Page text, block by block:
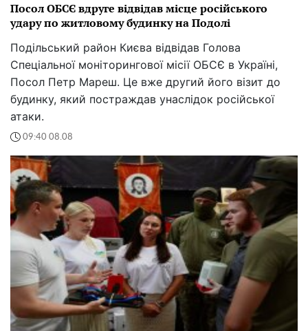
Посол ОБСЄ вдруге відвідав місце російського
удару по житловому будинку на Подолі
Подільський район Києва відвідав Голова
Спеціальної моніторингової місії ОБСЄ в Україні,
Посол Петр Мареш. Це вже другий його візит до
будинку, який постраждав унаслідок російської
атаки.
09:40 08.08